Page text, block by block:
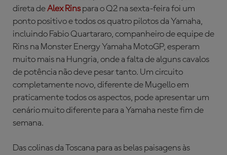
direta deAlex Rinspara o Q2 na sexta-feira foi um
ponto positivo e todos os quatro pilotos da Yamaha,
incluindo Fabio Quartararo, companheiro de equipe de
Rins na Monster Energy Yamaha MotoGP, esperam
muito mais na Hungria, onde a falta de alguns cavalos
de potência não deve pesar tanto. Um circuito
completamente novo, diferente de Mugello em
praticamente todos os aspectos, pode apresentar um
cenário muito diferente para a Yamaha neste fim de
semana.
Das colinas da Toscana para as belas paisagens às